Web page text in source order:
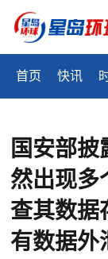
首页 快讯
国安部
然出现多
查其数据
有数据外